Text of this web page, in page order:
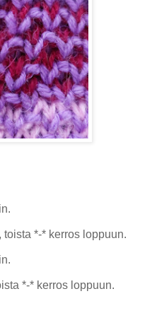
*-* kerros loppuun.
*-* kerros loppuun.